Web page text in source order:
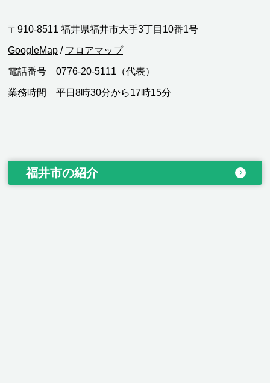
〒910-8511 福井県福井市大手3丁目10番1号
GoogleMap / フロアマップ
電話番号 0776-20-5111（代表）
業務時間 平日8時30分から17時15分
福井市の紹介